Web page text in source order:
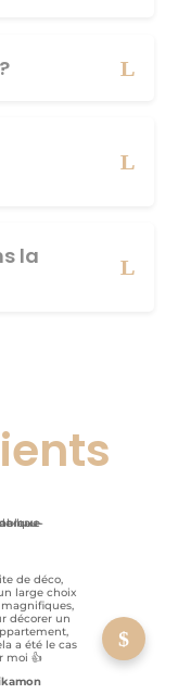
la
de déco,
large choix
décorer un
a été le cas
moi 👍